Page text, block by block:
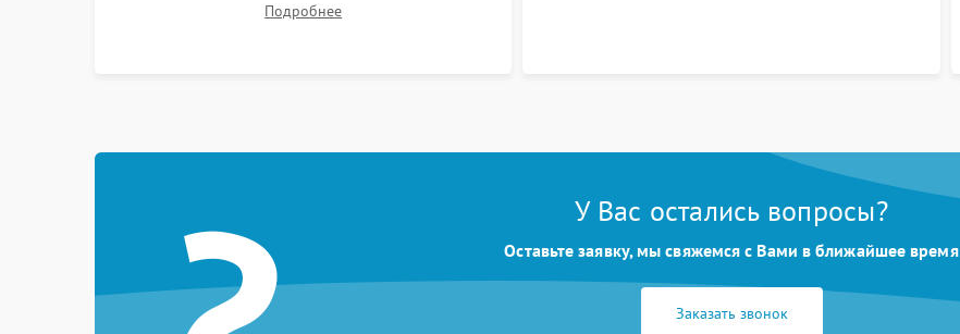
Подробнее
У Вас остались вопросы?
Оставьте заявку, мы свяжемся с Вами в ближайшее время
Заказать звонок